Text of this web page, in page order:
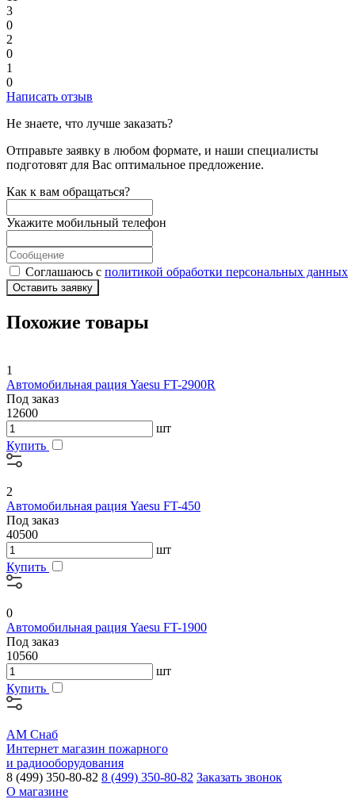
3
0
2
0
1
0
Написать отзыв
Не знаете, что лучше заказать?
Отправьте заявку в любом формате, и наши специалисты
подготовят для Вас оптимальное предложение.
Как к вам обращаться?
Укажите мобильный телефон
Соглашаюсь с политикой обработки персональных данных
Оставить заявку
Похожие товары
1
Автомобильная рация Yaesu FT-2900R
Под заказ
12600
шт
Купить
2
Автомобильная рация Yaesu FT-450
Под заказ
40500
шт
Купить
0
Автомобильная рация Yaesu FT-1900
Под заказ
10560
шт
Купить
АМ Снаб
Интернет магазин пожарного
и радиооборудования
8 (499) 350-80-82 8 (499) 350-80-82 Заказать звонок
О магазине